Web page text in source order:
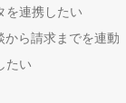
を連携したい
ら請求までを連動
たい